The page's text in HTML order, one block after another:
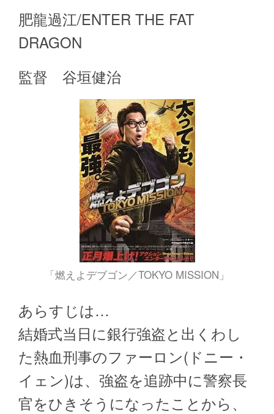
肥龍過江/ENTER THE FAT
DRAGON
監督 谷垣健治
「燃えよデブゴン／TOKYO MISSION」
あらすじは…
結婚式当日に銀行強盗と出くわし
た熱血刑事のファーロン(ドニー・
イェン)は、強盗を追跡中に警察長
官をひきそうになったことから、